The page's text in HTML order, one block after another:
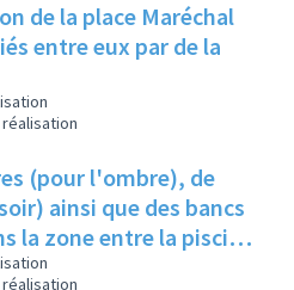
de la place Maréchal
entre eux par de la
(pour l'ombre), de
ainsi que des bancs
la zone entre la piscine